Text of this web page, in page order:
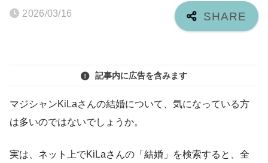
2026/03/16
記事内に広告を含みます
マジシャンKiLaさんの結婚について、気になっている方
は多いのではないでしょうか。
実は、ネット上でKiLaさんの「結婚」を検索すると、全